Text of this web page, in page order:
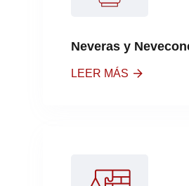
Neveras y
LEER MÁS